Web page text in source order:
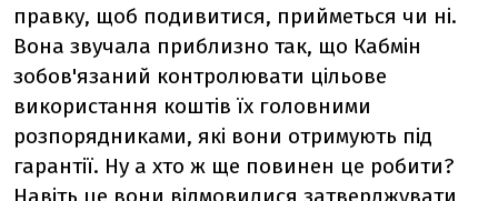
правку, щоб подивитися, прийметься чи ні.
Вона звучала приблизно так, що Кабмін
зобов'язаний контролювати цільове
використання коштів їх головними
розпорядниками, які вони отримують під
гарантії. Ну а хто ж ще повинен це робити?